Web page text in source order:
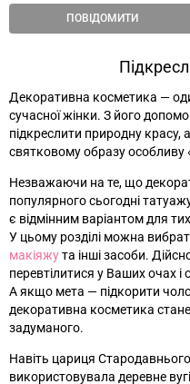
ПОВІДОМИТИ
Декоративна косметика —
сучасної жінки. З його
підкреслити природну
святковому образу особливу
Незважаючи на те, що
популярного сьогодні
є відмінним варіантом для
У цьому розділі можна
макіяжута інші засоби.
перевтілитися у Ваших очах і
А якщо мета — підкорити
декоративна косметика
задуманого.
Навіть цариця
використовувала деревне